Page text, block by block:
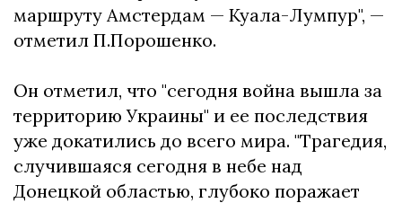
маршруту Амстердам — Куала-Лумпур", —
отметил П.Порошенко.
Он отметил, что "сегодня война вышла за
территорию Украины" и ее последствия
уже докатились до всего мира. "Трагедия,
случившаяся сегодня в небе над
Донецкой областью, глубоко поражает